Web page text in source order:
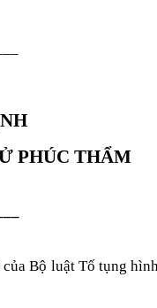
PHÚC THẨM
Bộ luật Tố tụng